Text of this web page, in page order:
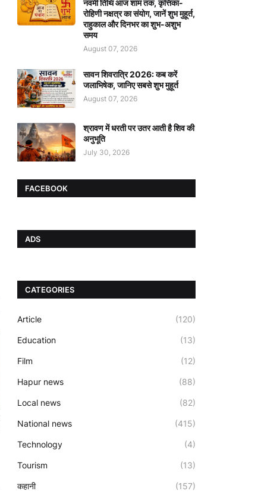
नवमी तिथि आज शाम तक, कृत्तिका-
रोहिणी नक्षत्र का संयोग, जानें शुभ मुहूर्त,
राहुकाल और दिनभर का शुभ-अशुभ
समय
August 07, 2026
सावन शिवरात्रि 2026: कब करें
जलाभिषेक, जानिए सबसे शुभ मुहूर्त
August 07, 2026
श्रावण में धरती पर उतर आती है शिव की
अनुभूति
July 30, 2026
FACEBOOK
ADS
CATEGORIES
Article (120)
Education (13)
Film (12)
Hapur news (88)
Local news (82)
National news (415)
Technology (4)
Tourism (13)
कहानी (157)